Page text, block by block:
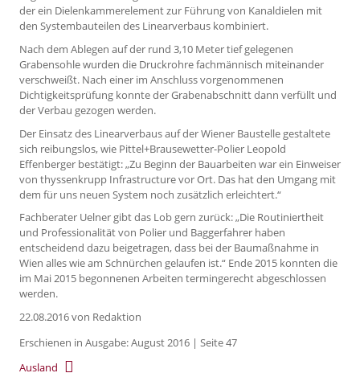
der ein Dielenkammerelement zur Führung von Kanaldielen mit
den Systembauteilen des Linearverbaus kombiniert.
Nach dem Ablegen auf der rund 3,10 Meter tief gelegenen
Grabensohle wurden die Druckrohre fachmännisch miteinander
verschweißt. Nach einer im Anschluss vorgenommenen
Dichtigkeitsprüfung konnte der Grabenabschnitt dann verfüllt und
der Verbau gezogen werden.
Der Einsatz des Linearverbaus auf der Wiener Baustelle gestaltete
sich reibungslos, wie Pittel+Brausewetter-Polier Leopold
Effenberger bestätigt: „Zu Beginn der Bauarbeiten war ein Einweiser
von thyssenkrupp Infrastructure vor Ort. Das hat den Umgang mit
dem für uns neuen System noch zusätzlich erleichtert.“
Fachberater Uelner gibt das Lob gern zurück: „Die Routiniertheit
und Professionalität von Polier und Baggerfahrer haben
entscheidend dazu beigetragen, dass bei der Baumaßnahme in
Wien alles wie am Schnürchen gelaufen ist.“ Ende 2015 konnten die
im Mai 2015 begonnenen Arbeiten termingerecht abgeschlossen
werden.
22.08.2016von Redaktion
Erschienen in Ausgabe: August 2016 | Seite 47
Ausland